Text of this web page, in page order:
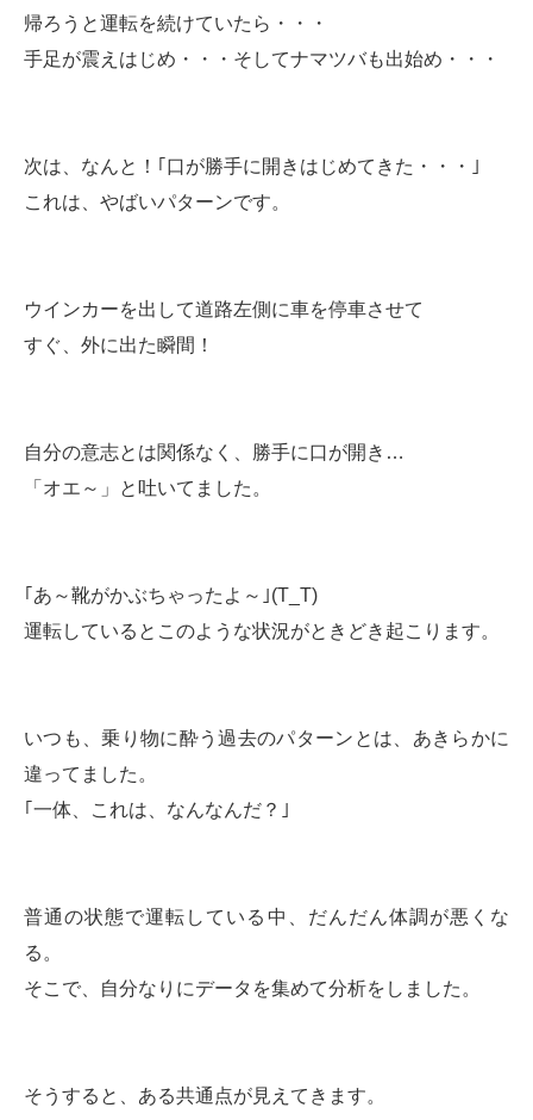
帰ろうと運転を続けていたら・・・
手足が震えはじめ・・・そしてナマツバも出始め・・・
次は、なんと！｢口が勝手に開きはじめてきた・・・｣
これは、やばいパターンです。
ウインカーを出して道路左側に車を停車させて
すぐ、外に出た瞬間！
自分の意志とは関係なく、勝手に口が開き…
「オエ～」と吐いてました。
｢あ～靴がかぶちゃったよ～｣(T_T)
運転しているとこのような状況がときどき起こります。
いつも、乗り物に酔う過去のパターンとは、あきらかに
違ってました。
｢一体、これは、なんなんだ？｣
普通の状態で運転している中、だんだん体調が悪くな
る。
そこで、自分なりにデータを集めて分析をしました。
そうすると、ある共通点が見えてきます。